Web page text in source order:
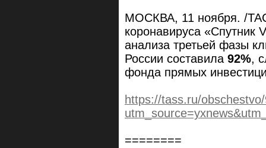
МОСКВА, 11 ноября. /
коронавируса «Спутник
анализа третьей фазы
России составила 92%,
фонда прямых
https://tass.ru/
========